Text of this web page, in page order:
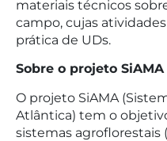
materiais técnicos
campo, cujas
prática de UDs.
Sobre o projeto SiAMA
O projeto SiAMA
Atlântica) tem o
sistemas agroflorestais